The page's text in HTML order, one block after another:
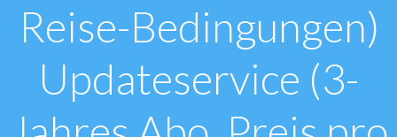
Reise-Bedingungen)
Updateservice (3-